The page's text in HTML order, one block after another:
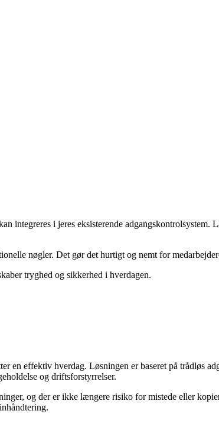
integreres i jeres eksisterende
nøgler. Det gør det hurtigt og nemt for
tryghed og sikkerhed i hverdagen.
en effektiv hverdag. Løsningen er baseret på trådløs
og driftsforstyrrelser.
og der er ikke længere risiko for mistede eller